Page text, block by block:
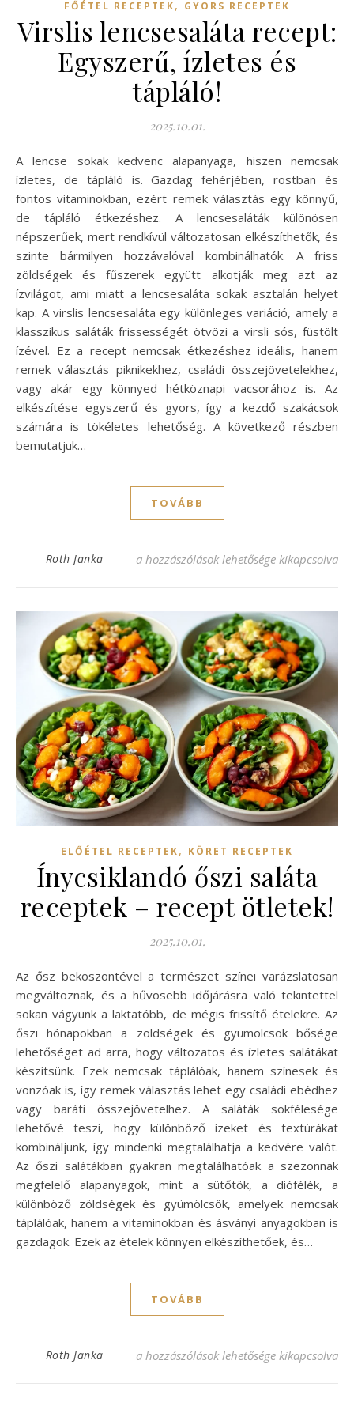
FŐÉTEL RECEPTEK, GYORS RECEPTEK
Virslis lencsesaláta recept:
Egyszerű, ízletes és
tápláló!
2025.10.01.
A lencse sokak kedvenc alapanyaga, hiszen nemcsak
ízletes, de tápláló is. Gazdag fehérjében, rostban és
fontos vitaminokban, ezért remek választás egy könnyű,
de tápláló étkezéshez. A lencsesaláták különösen
népszerűek, mert rendkívül változatosan elkészíthetők, és
szinte bármilyen hozzávalóval kombinálhatók. A friss
zöldségek és fűszerek együtt alkotják meg azt az
ízvilágot, ami miatt a lencsesaláta sokak asztalán helyet
kap. A virslis lencsesaláta egy különleges variáció, amely a
klasszikus saláták frissességét ötvözi a virsli sós, füstölt
ízével. Ez a recept nemcsak étkezéshez ideális, hanem
remek választás piknikekhez, családi összejövetelekhez,
vagy akár egy könnyed hétköznapi vacsorához is. Az
elkészítése egyszerű és gyors, így a kezdő szakácsok
számára is tökéletes lehetőség. A következő részben
bemutatjuk…
TOVÁBB
Roth Janka Virslis lencsesaláta recept: Egyszerű,
a hozzászólások lehetősége kikapcsolva
ELŐÉTEL RECEPTEK, KÖRET RECEPTEK
Ínycsiklandó őszi saláta
receptek – recept ötletek!
2025.10.01.
Az ősz beköszöntével a természet színei varázslatosan
megváltoznak, és a hűvösebb időjárásra való tekintettel
sokan vágyunk a laktatóbb, de mégis frissítő ételekre. Az
őszi hónapokban a zöldségek és gyümölcsök bősége
lehetőséget ad arra, hogy változatos és ízletes salátákat
készítsünk. Ezek nemcsak táplálóak, hanem színesek és
vonzóak is, így remek választás lehet egy családi ebédhez
vagy baráti összejövetelhez. A saláták sokfélesége
lehetővé teszi, hogy különböző ízeket és textúrákat
kombináljunk, így mindenki megtalálhatja a kedvére valót.
Az őszi salátákban gyakran megtalálhatóak a szezonnak
megfelelő alapanyagok, mint a sütőtök, a diófélék, a
különböző zöldségek és gyümölcsök, amelyek nemcsak
táplálóak, hanem a vitaminokban és ásványi anyagokban is
gazdagok. Ezek az ételek könnyen elkészíthetőek, és…
TOVÁBB
Roth Janka Ínycsiklandó őszi saláta receptek – recept
a hozzászólások lehetősége kikapcsolva